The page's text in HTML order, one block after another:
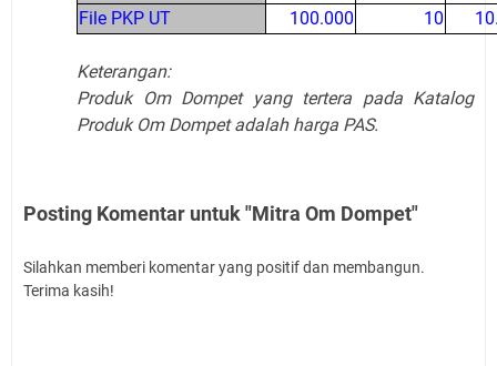
File PKP UT
100.000 10
Keterangan:
Produk Om Dompet yang tertera pada Katalog
Produk Om Dompet adalah harga PAS.
Posting Komentar untuk "Mitra Om Dompet"
Silahkan memberi komentar yang positif dan membangun.
Terima kasih!